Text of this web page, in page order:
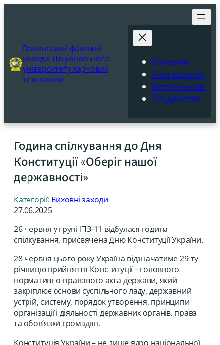
Волинський фаховий
коледж Національного
університету харчових
технологій
Головна
Про коледж
Вступникові
Студентові
Година спілкування до Дня
Конституції «Оберіг нашої
державності»
Категорії: Виховні заходи
27.06.2025
26 червня у групі ІПЗ-11 відбулася година
спілкування, присвячена Дню Конституції України.
28 червня цього року Україна відзначатиме 29-ту
річницю прийняття Конституції – головного
нормативно-правового акта держави, який
закріплює основи суспільного ладу, державний
устрій, систему, порядок утворення, принципи
організації і діяльності державних органів, права
та обов’язки громадян.
Конституція України – не лише ядро національної